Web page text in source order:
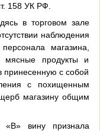
158 УК РФ.
в торговом зале
наблюдения
магазина,
мясные продукты и
принесенную с собой
с похищенным
магазину общим
«В» вину признала